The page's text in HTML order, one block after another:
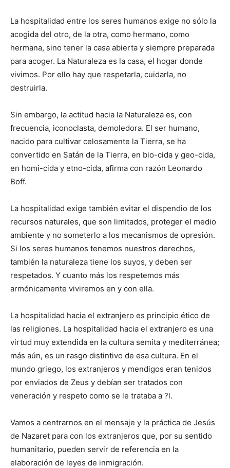
La hospitalidad entre los seres humanos exige no sólo la
acogida del otro, de la otra, como hermano, como
hermana, sino tener la casa abierta y siempre preparada
para acoger. La Naturaleza es la casa, el hogar donde
vivimos. Por ello hay que respetarla, cuidarla, no
destruirla.
Sin embargo, la actitud hacia la Naturaleza es, con
frecuencia, iconoclasta, demoledora. El ser humano,
nacido para cultivar celosamente la Tierra, se ha
convertido en Satán de la Tierra, en bio-cida y geo-cida,
en homi-cida y etno-cida, afirma con razón Leonardo
Boff.
La hospitalidad exige también evitar el dispendio de los
recursos naturales, que son limitados, proteger el medio
ambiente y no someterlo a los mecanismos de opresión.
Si los seres humanos tenemos nuestros derechos,
también la naturaleza tiene los suyos, y deben ser
respetados. Y cuanto más los respetemos más
armónicamente viviremos en y con ella.
La hospitalidad hacia el extranjero es principio ético de
las religiones. La hospitalidad hacia el extranjero es una
virtud muy extendida en la cultura semita y mediterránea;
más aún, es un rasgo distintivo de esa cultura. En el
mundo griego, los extranjeros y mendigos eran tenidos
por enviados de Zeus y debían ser tratados con
veneración y respeto como se le trataba a ?l.
Vamos a centrarnos en el mensaje y la práctica de Jesús
de Nazaret para con los extranjeros que, por su sentido
humanitario, pueden servir de referencia en la
elaboración de leyes de inmigración.